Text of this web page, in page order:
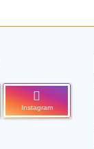
Instagram